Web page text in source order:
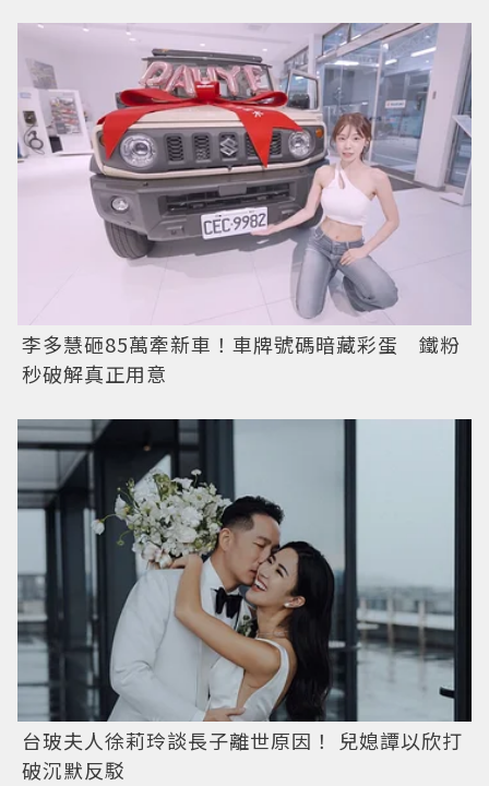
李多慧砸85萬牽新車！車牌號碼暗藏彩蛋 鐵粉
秒破解真正用意
台玻夫人徐莉玲談長子離世原因！ 兒媳譚以欣打
破沉默反駁